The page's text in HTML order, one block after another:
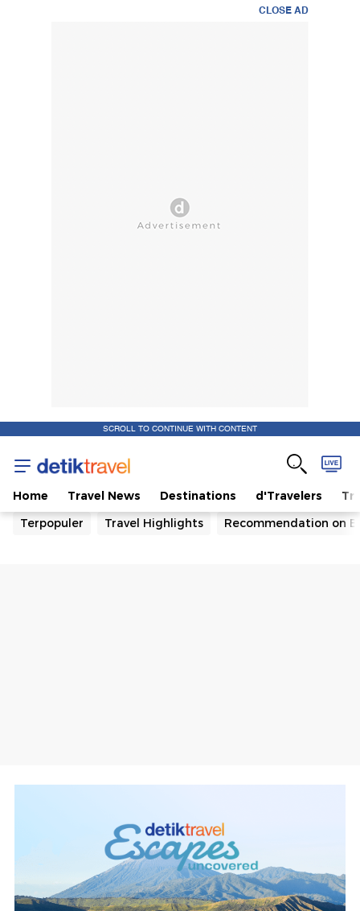
CLOSE AD
SCROLL TO CONTINUE WITH CONTENT
Home Travel News Destinations d'Travelers
Terpopuler
Travel Highlights Recommendation on